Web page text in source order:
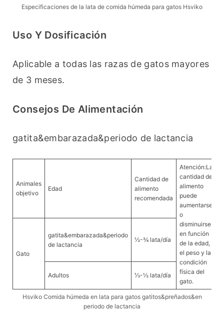
Especificaciones de la lata de comida húmeda para gatos Hsviko
Uso Y Dosificación
Aplicable a todas las razas de gatos mayores
de 3 meses.
Consejos De Alimentación
gatita&embarazada&periodo de lactancia
Animales
objetivo
Edad
Cantidad de
alimento
recomendada
Atención:La
cantidad de
alimento
puede
aumentarse
o
disminuirse
en función
de la edad,
el peso y la
condición
física del
gato.
Gato
gatita&embarazada&periodo
de lactancia
½-¾ lata/día
Adultos ⅓-½ lata/día
Hsviko Comida húmeda en lata para gatos gatitos&preñados&en
periodo de lactancia